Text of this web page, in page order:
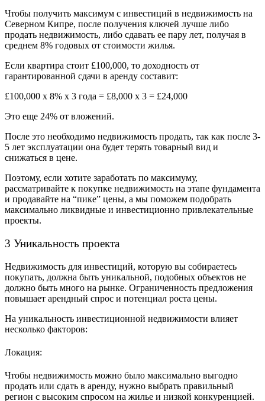
Чтобы получить максимум с инвестиций в недвижимость на
Северном Кипре, после получения ключей лучше либо
продать недвижимость, либо сдавать ее пару лет, получая в
среднем 8% годовых от стоимости жилья.
Если квартира стоит £100,000, то доходность от
гарантированной сдачи в аренду составит:
£100,000 х 8% х 3 года = £8,000 х 3 = £24,000
Это еще 24% от вложений.
После это необходимо недвижимость продать, так как после 3-
5 лет эксплуатации она будет терять товарный вид и
снижаться в цене.
Поэтому, если хотите заработать по максимуму,
рассматривайте к покупке недвижимость на этапе фундамента
и продавайте на “пике” цены, а мы поможем подобрать
максимально ликвидные и инвестиционно привлекательные
проекты.
3 Уникальность проекта
Недвижимость для инвестиций, которую вы собираетесь
покупать, должна быть уникальной, подобных объектов не
должно быть много на рынке. Ограниченность предложения
повышает арендный спрос и потенциал роста цены.
На уникальность инвестиционной недвижимости влияет
несколько факторов:
Локация:
Чтобы недвижимость можно было максимально выгодно
продать или сдать в аренду, нужно выбрать правильный
регион с высоким спросом на жилье и низкой конкуренцией.